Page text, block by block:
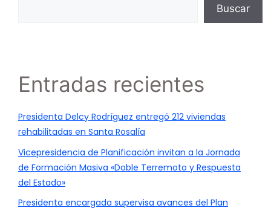
Buscar
Entradas recientes
Presidenta Delcy Rodríguez entregó 212 viviendas
rehabilitadas en Santa Rosalía
Vicepresidencia de Planificación invitan a la Jornada
de Formación Masiva «Doble Terremoto y Respuesta
del Estado»
Presidenta encargada supervisa avances del Plan